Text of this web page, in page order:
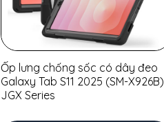
Ốp lưng chống sốc có dây đeo
Galaxy Tab S11 2025 (SM-X926B)
JGX Series